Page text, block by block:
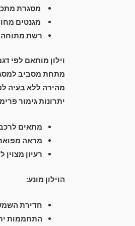
מסגרת מתכת חזקה
מגנטים
רשת מתוחה
וילון מותאם לפי
מהירה ללא בעיה
יתרונות גימור
מתאים
מראה
רעיון
הוילון מונע:
חדירת
התחממות